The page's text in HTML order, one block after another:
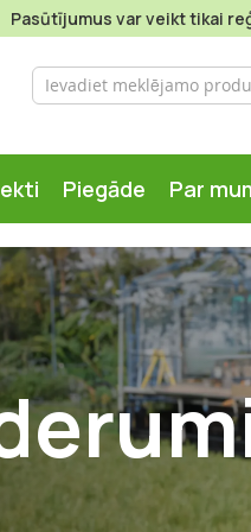
Pasūtījumus var veikt tikai
Piegāde Par